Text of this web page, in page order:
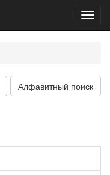
Алфавитный поиск